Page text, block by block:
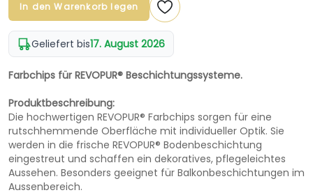
In den Warenkorb legen
Geliefert bis17. August 2026
Farbchips für REVOPUR® Beschichtungssysteme.
Produktbeschreibung:
Die hochwertigen REVOPUR® Farbchips sorgen für eine
rutschhemmende Oberfläche mit individueller Optik. Sie
werden in die frische REVOPUR® Bodenbeschichtung
eingestreut und schaffen ein dekoratives, pflegeleichtes
Aussehen. Besonders geeignet für Balkonbeschichtungen im
Aussenbereich.